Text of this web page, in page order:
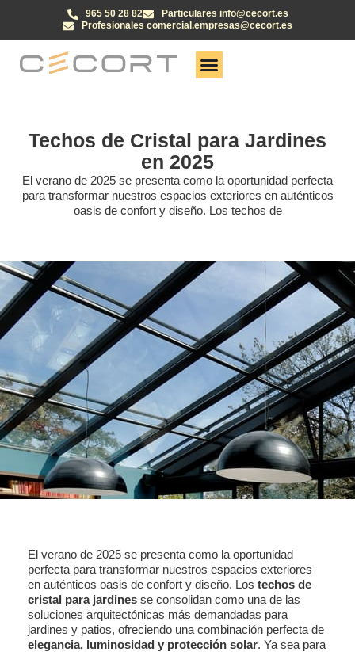
965 50 28 82
Particulares info@cecort.es
Profesionales comercial.empresas@cecort.es
Techos de Cristal para Jardines
en 2025
El verano de 2025 se presenta como la oportunidad perfecta
para transformar nuestros espacios exteriores en auténticos
oasis de confort y diseño. Los techos de
El verano de 2025 se presenta como la oportunidad
perfecta para transformar nuestros espacios exteriores
en auténticos oasis de confort y diseño. Los techos de
cristal para jardines se consolidan como una de las
soluciones arquitectónicas más demandadas para
jardines y patios, ofreciendo una combinación perfecta de
elegancia, luminosidad y protección solar. Ya sea para